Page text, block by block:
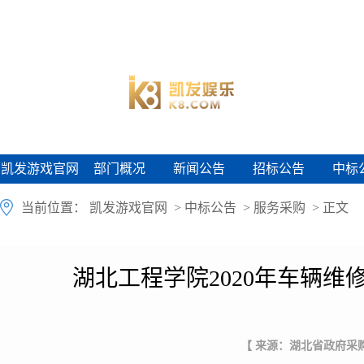
凯发游戏官网
凯发游戏官网 部门概况
部门概况 新闻公告
新闻公告 招标公告
招标公告 中标
中标
当前位置： 凯发游戏官网 > 中标公告 > 服务采购 > 正文
湖北工程学院2020年车辆维
【 来源：湖北省政府